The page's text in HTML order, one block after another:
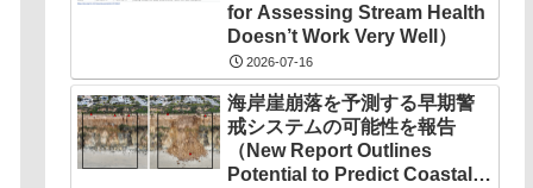
for Assessing Stream Health
Doesn’t Work Very Well）
2026-07-16
海岸崖崩落を予測する早期警
戒システムの可能性を報告
（New Report Outlines
Potential to Predict Coastal